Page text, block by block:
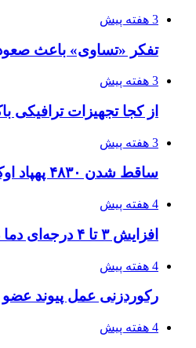
3 هفته پیش
تفکر «تساوی» باعث
3 هفته پیش
از کجا تجهیزات ترافیکی
3 هفته پیش
ساقط شدن ۴۸۳۰ پهپاد اوکراینی با آتش پدافند روسیه
4 هفته پیش
افزایش ۳ تا ۴ درجه‌ای دما در ایلام تا اواخر هفته
4 هفته پیش
رکوردزنی عمل پیوند
4 هفته پیش